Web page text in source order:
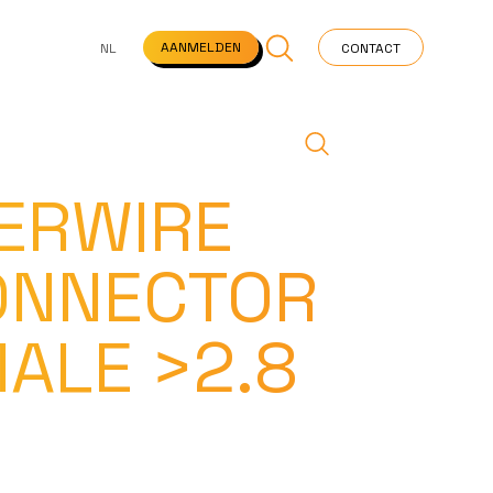
VEELGESTELDE VRAGEN STARTPAGINA NEWS
NL AANMELDEN CONTACT
>2.8